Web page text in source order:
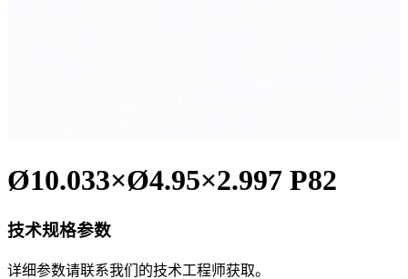
Ø10.033×Ø4.95×2.997 P82
技术规格参数
详细参数请联系我们的技术工程师获取。